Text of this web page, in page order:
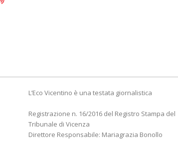
L’Eco Vicentino è una testata giornalistica
Registrazione n. 16/2016 del Registro Stampa del
Tribunale di Vicenza
Direttore Responsabile: Mariagrazia Bonollo